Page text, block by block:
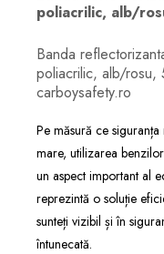
poliacrilic, alb/
Banda
poliacrilic, alb/rosu,
carboysafety.ro
Pe măsură ce
mare, utilizarea
un aspect important al
reprezintă o soluție
sunteți vizibil și în
întunecată.